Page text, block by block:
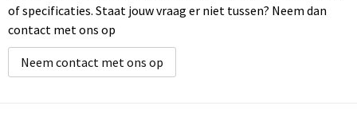
of specificaties. Staat jouw vraag er niet tussen? Neem dan
contact met ons op
Neem contact met ons op